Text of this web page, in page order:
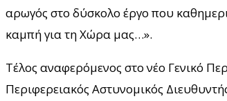
αρωγός στο δύσκολο έργο που
καμπή για τη Χώρα μας…».
Τέλος αναφερόμενος στο νέο Γενικό
Περιφερειακός Αστυνομικός